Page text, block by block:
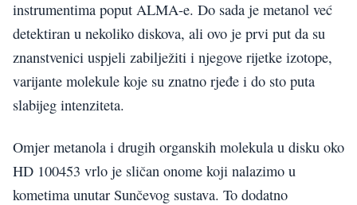
instrumentima poput ALMA-e. Do sada je metanol već
detektiran u nekoliko diskova, ali ovo je prvi put da su
znanstvenici uspjeli zabilježiti i njegove rijetke izotope,
varijante molekule koje su znatno rjeđe i do sto puta
slabijeg intenziteta.
Omjer metanola i drugih organskih molekula u disku oko
HD 100453 vrlo je sličan onome koji nalazimo u
kometima unutar Sunčevog sustava. To dodatno